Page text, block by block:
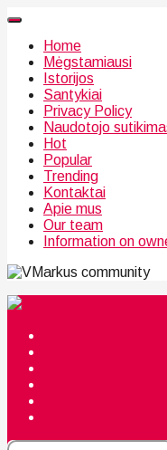
Home
Mėgstamiausi
Istorijos
Santykiai
Privacy Policy
Naudotojo
Hot
Popular
Trending
Kontaktai
Apie mus
Our team
Information on
community